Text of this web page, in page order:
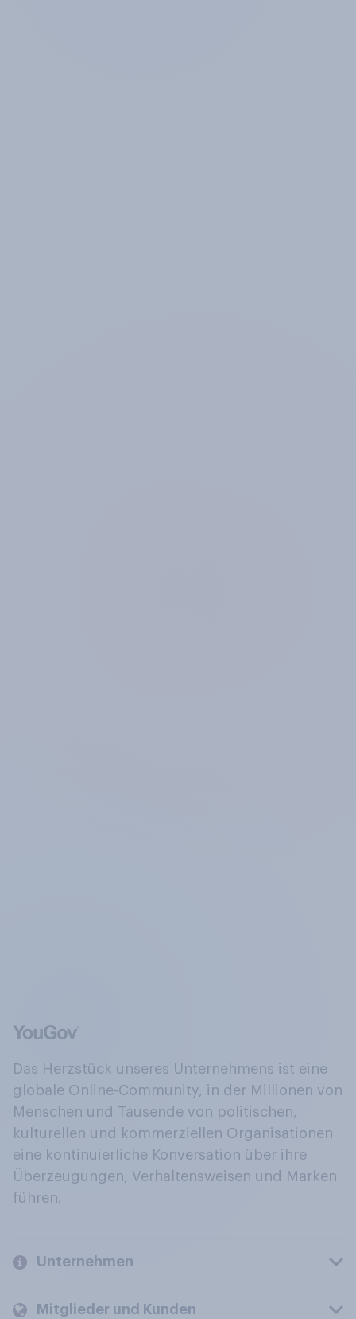
Das Herzstück unseres Unternehmens ist eine
globale Online-Community, in der Millionen von
Menschen und Tausende von politischen,
kulturellen und kommerziellen Organisationen
eine kontinuierliche Konversation über ihre
Überzeugungen, Verhaltensweisen und Marken
führen.
Unternehmen
Mitglieder und Kunden